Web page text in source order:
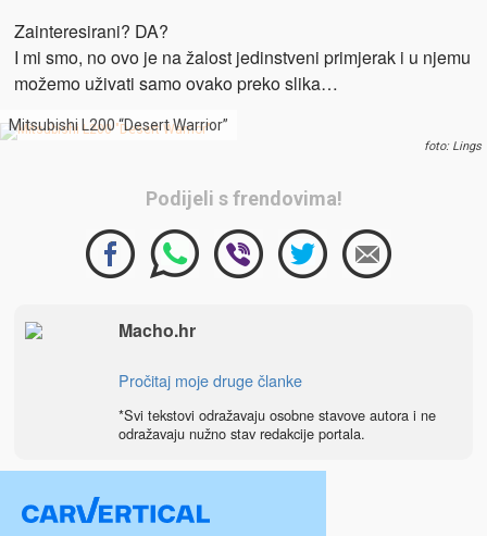
Zainteresirani? DA?
I mi smo, no ovo je na žalost jedinstveni primjerak i u njemu
možemo uživati samo ovako preko slika…
Mitsubishi L200 “Desert Warrior”
foto: Lings
Podijeli s frendovima!
Macho.hr
Pročitaj moje druge članke
*Svi tekstovi odražavaju osobne stavove autora i ne
odražavaju nužno stav redakcije portala.